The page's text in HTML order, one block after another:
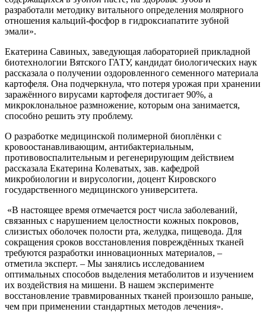
разработали методику витального определения молярного
отношения кальций-фосфор в гидроксиапатите зубной
эмали».
Екатерина Савиных, заведующая лабораторией прикладной
биотехнологии Вятского ГАТУ, кандидат биологических наук
рассказала о получении оздоровленного семенного материала
картофеля. Она подчеркнула, что потеря урожая при хранении
заражённого вирусами картофеля достигает 90%, а
микроклональное размножение, которым она занимается,
способно решить эту проблему.
О разработке медицинской полимерной биоплёнки с
кровоостанавливающим, антибактериальным,
противовоспалительным и регенерирующим действием
рассказала Екатерина Колеватых, зав. кафедрой
микробиологии и вирусологии, доцент Кировского
государственного медицинского университета.
«В настоящее время отмечается рост числа заболеваний,
связанных с нарушением целостности кожных покровов,
слизистых оболочек полости рта, желудка, пищевода. Для
сокращения сроков восстановления повреждённых тканей
требуются разработки инновационных материалов, ­–
отметила эксперт. – Мы занялись исследованием
оптимальных способов выделения метаболитов и изучением
их воздействия на мишени. В нашем эксперименте
восстановление травмированных тканей произошло раньше,
чем при применении стандартных методов лечения».